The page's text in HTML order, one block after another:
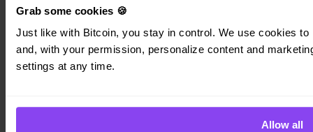
Grab some cookies 🍪
Just like with Bitcoin, you stay in control. We use cookies
and, with your permission, personalize content and
settings at any time.
Allow all
Turbo Compra
Private
Company
Blog